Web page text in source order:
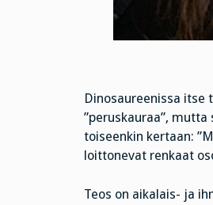
Dinosaureenissa
”peruskauraa”,
toiseenkin kertaan:
loittonevat renkaat
Teos on aikalais- ja